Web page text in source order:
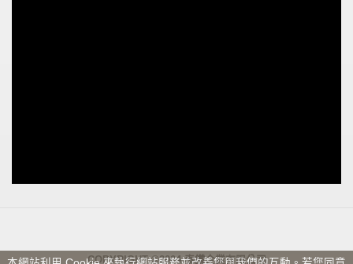
COPYRIGHT ©2004 泰鑽企業有限公司